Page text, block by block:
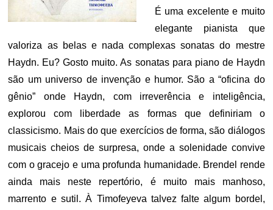
É uma excelente e muito
elegante pianista que
valoriza as belas e nada complexas sonatas do mestre
Haydn. Eu? Gosto muito. As sonatas para piano de Haydn
são um universo de invenção e humor. São a “oficina do
gênio” onde Haydn, com irreverência e inteligência,
explorou com liberdade as formas que definiriam o
classicismo. Mais do que exercícios de forma, são diálogos
musicais cheios de surpresa, onde a solenidade convive
com o gracejo e uma profunda humanidade. Brendel rende
ainda mais neste repertório, é muito mais manhoso,
marrento e sutil. À Timofeyeva talvez falte algum bordel,